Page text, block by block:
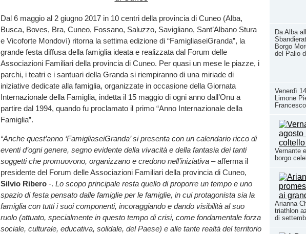
Da Alba
Borgo
del Palio
Venerdì
Limone
Vernante
borgo
Arianna
triathlon
di
Dal 6 maggio al 2 giugno 2017 in 10 centri della provincia di Cuneo (Alba,
Busca, Boves, Bra, Cuneo, Fossano, Saluzzo, Savigliano, Sant’Albano Stura
e Vicoforte Mondovì) ritorna la settima edizione di “FamigliaseiGranda”, la
grande festa diffusa della famiglia ideata e realizzata dal Forum delle
Associazioni Familiari della provincia di Cuneo. Per quasi un mese le piazze, i
parchi, i teatri e i santuari della Granda si riempiranno di una miriade di
iniziative dedicate alla famiglia, organizzate in occasione della Giornata
Internazionale della Famiglia, indetta il 15 maggio di ogni anno dall’Onu a
partire dal 1994, quando fu proclamato il primo “Anno Internazionale della
Famiglia”.
“Anche quest’anno ‘FamigliaseiGranda’ si presenta con un calendario ricco di
eventi d’ogni genere, segno evidente della vivacità e della fantasia dei tanti
soggetti che promuovono, organizzano e credono nell’iniziativa – afferma il
presidente del Forum delle Associazioni Familiari della provincia di Cuneo,
Silvio Ribero -. Lo scopo principale resta quello di proporre un tempo e uno
spazio di festa pensato dalle famiglie per le famiglie, in cui protagonista sia la
famiglia con tutti i suoi componenti, incoraggiando e dando visibilità al suo
ruolo (attuato, specialmente in questo tempo di crisi, come fondamentale forza
sociale, culturale, educativa, solidale, del Paese) e alle tante realtà del territorio